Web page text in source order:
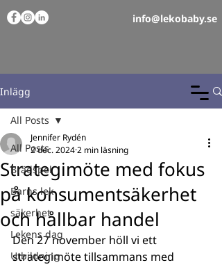
info@lekobaby.se
Inlägg
All Posts
Brädspel
Barns lek
säkerhet
Lekens dag
Utbildning
All Posts
Strategimöte med fokus
på konsumentsäkerhet
och hållbar handel
Jennifer Rydén
2 dec. 20242 min läsning
Den 27 november höll vi ett
strategimöte tillsammans med